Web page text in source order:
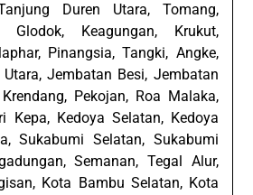
Duren Utara, Tomang,
Glodok, Keagungan, Krukut,
Pinangsia, Tangki, Angke,
Jembatan Besi, Jembatan
Pekojan, Roa Malaka,
Kepa, Kedoya Selatan, Kedoya
Sukabumi Selatan, Sukabumi
Semanan, Tegal Alur,
Kota Bambu Selatan, Kota